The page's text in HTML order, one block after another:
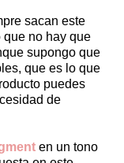
sacan este
que no hay que
supongo que
que es lo que
puedes
de
en un tono